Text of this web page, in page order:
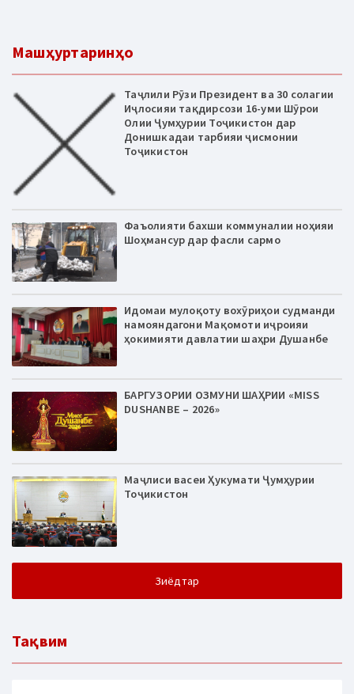
Машҳуртаринҳо
Таҷлили Рӯзи Президент ва 30 солагии
Иҷлосияи тақдирсози 16-уми Шӯрои
Олии Ҷумҳурии Тоҷикистон дар
Донишкадаи тарбияи ҷисмонии
Тоҷикистон
Фаъолияти бахши коммуналии ноҳияи
Шоҳмансур дар фасли сармо
Идомаи мулоқоту вохӯриҳои судманди
намояндагони Мақомоти иҷроияи
ҳокимияти давлатии шаҳри Душанбе
БАРГУЗОРИИ ОЗМУНИ ШАҲРИИ «MISS
DUSHANBE – 2026»
Маҷлиси васеи Ҳукумати Ҷумҳурии
Тоҷикистон
Зиёдтар
Тақвим